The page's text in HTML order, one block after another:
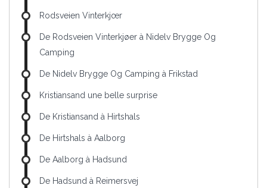
Rodsveien Vinterkjœr
De Rodsveien Vinterkjøer à Nidelv Brygge Og
Camping
De Nidelv Brygge Og Camping à Frikstad
Kristiansand une belle surprise
De Kristiansand à Hirtshals
De Hirtshals à Aalborg
De Aalborg à Hadsund
De Hadsund à Reimersvej